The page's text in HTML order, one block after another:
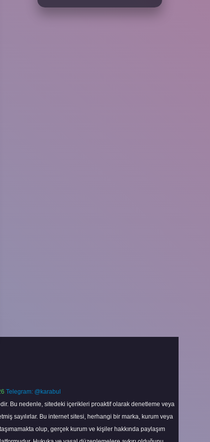
Telegram: @karabul
Bu nedenle, sitedeki içerikleri proaktif olarak denetleme veya
sayılırlar. Bu internet sitesi, herhangi bir marka, kurum veya
olup, gerçek kurum ve kişiler hakkında paylaşım